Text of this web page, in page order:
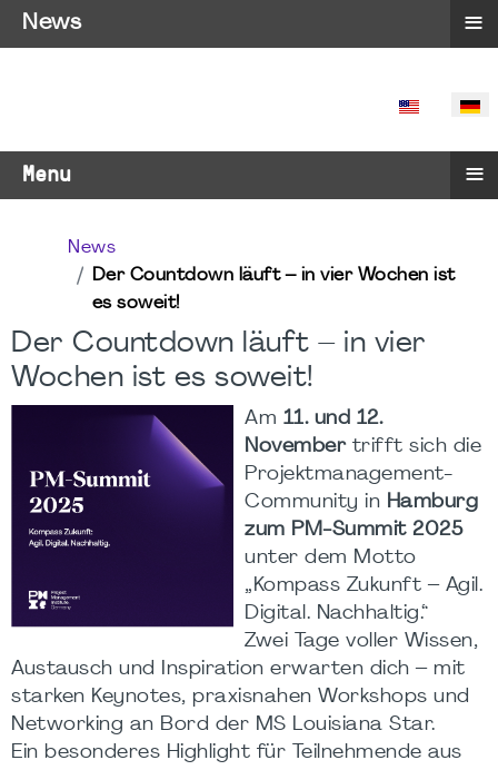
SPRACHE
Menu ≡
News
Der Countdown läuft – in vier Wochen ist
es soweit!
Der Countdown läuft – in vier
Wochen ist es soweit!
Am 11. und 12.
Novembertrifft sich die
Projektmanagement-
Community in Hamburg
zum PM-Summit 2025
unter dem Motto
„Kompass Zukunft – Agil.
Digital. Nachhaltig.“
Zwei Tage voller Wissen,
Austausch und Inspiration erwarten dich – mit
starken Keynotes, praxisnahen Workshops und
Networking an Bord der MS Louisiana Star.
Ein besonderes Highlight für Teilnehmende aus
News ≡